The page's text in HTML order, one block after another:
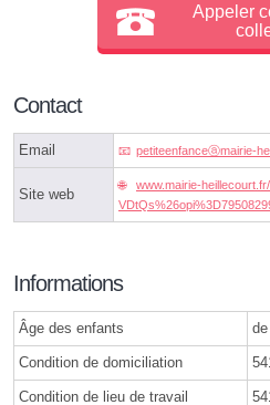
Appeler
Contact
Email petiteenfanceⓐmairie-
Site web
www.mairie-
Informations
Âge des enfants
Condition de domiciliation
Condition de lieu de travail